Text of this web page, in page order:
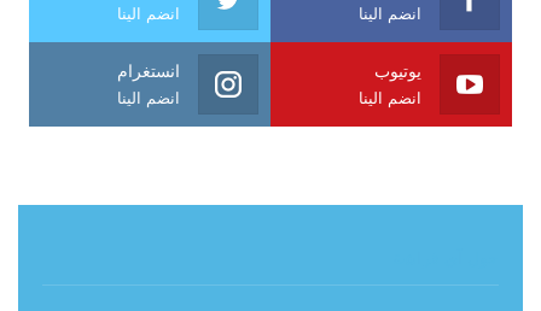
انضم الينا انضم الينا
يوتيوب
انضم الينا
انستغرام
انضم الينا